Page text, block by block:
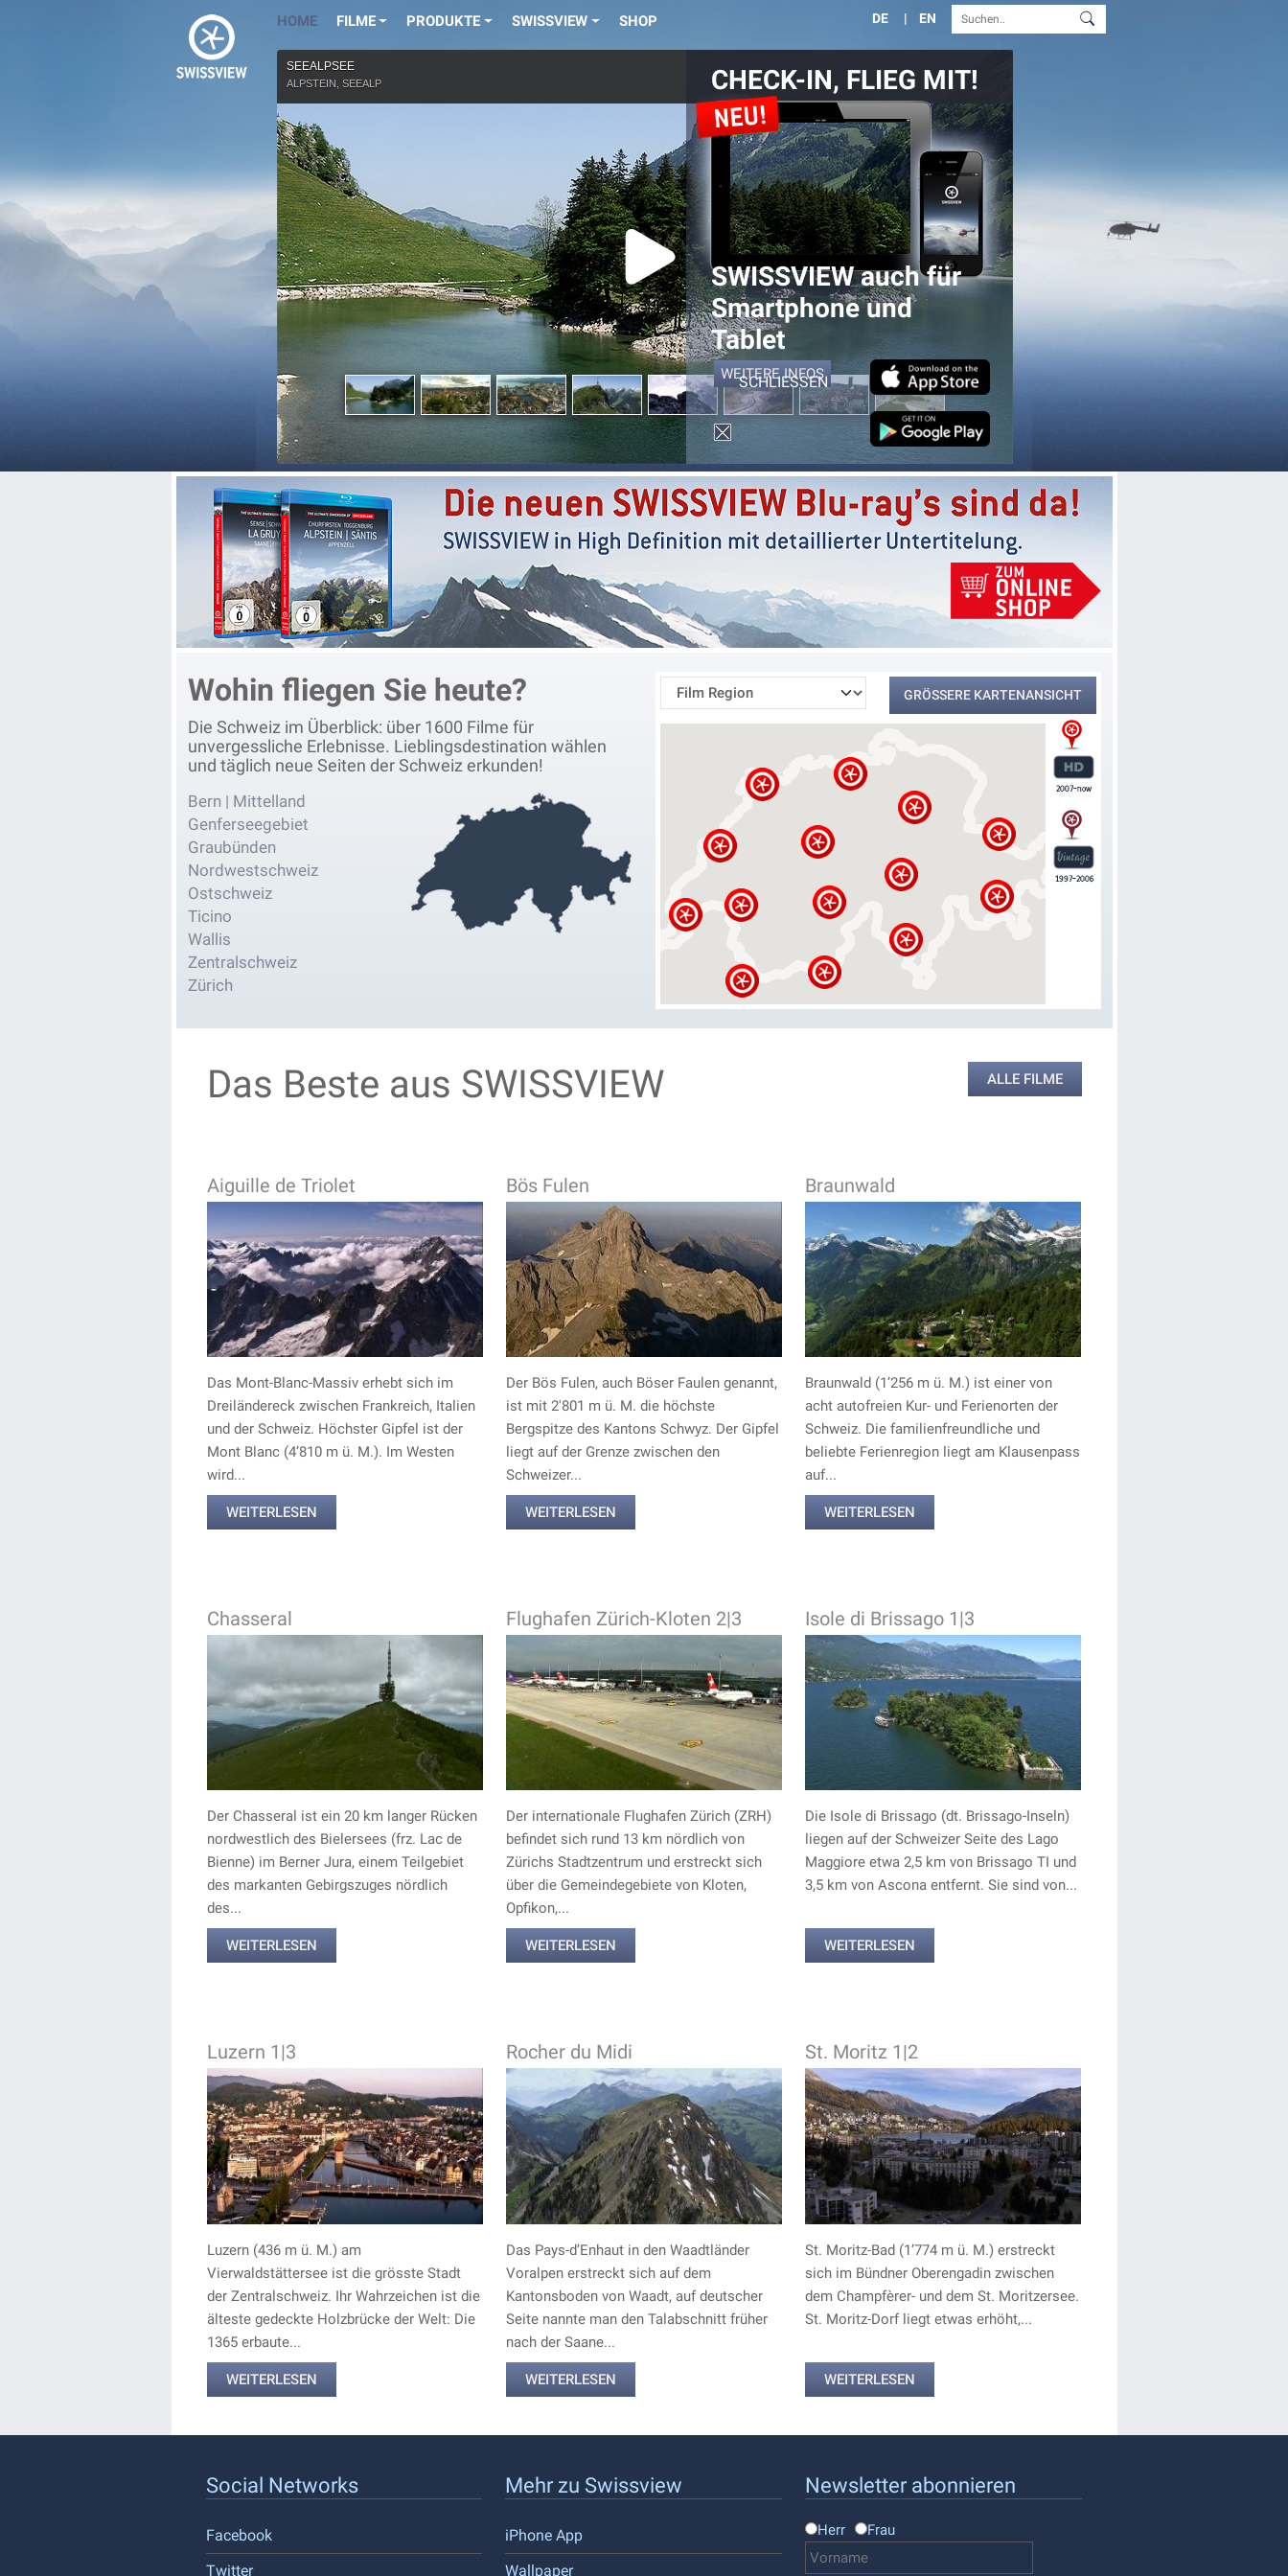
HOME FILME PRODUKTE SWISSVIEW SHOP DE EN
SEEALPSEE
ALPSTEIN, SEEALP CHECK-IN, FLIEG MIT!
SWISSVIEW auch für
Smartphone und
Tablet
WEITERE INFOS
Erhältlich im App Store
Google Play
SCHLIESSEN
Wohin fliegen Sie heute?
Die Schweiz im Überblick: über 1600 Filme für
unvergessliche Erlebnisse. Lieblingsdestination wählen
und täglich neue Seiten der Schweiz erkunden!
Bern | Mittelland
Genferseegebiet
Graubünden
Nordwestschweiz
Ostschweiz
Ticino
Wallis
Zentralschweiz
Zürich
GRÖSSERE KARTENANSICHT
Das Beste aus SWISSVIEW ALLE FILME
Aiguille de Triolet
Das Mont-Blanc-Massiv erhebt sich im
Dreiländereck zwischen Frankreich, Italien
und der Schweiz. Höchster Gipfel ist der
Mont Blanc (4’810 m ü. M.). Im Westen
wird...
WEITERLESEN
Bös Fulen
Der Bös Fulen, auch Böser Faulen genannt,
ist mit 2'801 m ü. M. die höchste
Bergspitze des Kantons Schwyz. Der Gipfel
liegt auf der Grenze zwischen den
Schweizer...
WEITERLESEN
Braunwald
Braunwald (1’256 m ü. M.) ist einer von
acht autofreien Kur- und Ferienorten der
Schweiz. Die familienfreundliche und
beliebte Ferienregion liegt am Klausenpass
auf...
WEITERLESEN
Chasseral
Der Chasseral ist ein 20 km langer Rücken
nordwestlich des Bielersees (frz. Lac de
Bienne) im Berner Jura, einem Teilgebiet
des markanten Gebirgszuges nördlich
des...
WEITERLESEN
Flughafen Zürich-Kloten 2|3
Der internationale Flughafen Zürich (ZRH)
befindet sich rund 13 km nördlich von
Zürichs Stadtzentrum und erstreckt sich
über die Gemeindegebiete von Kloten,
Opfikon,...
WEITERLESEN
Isole di Brissago 1|3
Die Isole di Brissago (dt. Brissago-Inseln)
liegen auf der Schweizer Seite des Lago
Maggiore etwa 2,5 km von Brissago TI und
3,5 km von Ascona entfernt. Sie sind von...
WEITERLESEN
Luzern 1|3
Luzern (436 m ü. M.) am
Vierwaldstättersee ist die grösste Stadt
der Zentralschweiz. Ihr Wahrzeichen ist die
älteste gedeckte Holzbrücke der Welt: Die
1365 erbaute...
WEITERLESEN
Rocher du Midi
Das Pays-d’Enhaut in den Waadtländer
Voralpen erstreckt sich auf dem
Kantonsboden von Waadt, auf deutscher
Seite nannte man den Talabschnitt früher
nach der Saane...
WEITERLESEN
St. Moritz 1|2
St. Moritz-Bad (1’774 m ü. M.) erstreckt
sich im Bündner Oberengadin zwischen
dem Champfèrer- und dem St. Moritzersee.
St. Moritz-Dorf liegt etwas erhöht,...
WEITERLESEN
Social Networks
Facebook
Twitter
Mehr zu Swissview
iPhone App
Wallpaper
Newsletter abonnieren
Herr Frau